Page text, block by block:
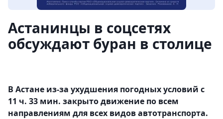
Астанинцы в соцсетях
обсуждают буран в столице
В Астане из-за ухудшения погодных условий с
11 ч. 33 мин. закрыто движение по всем
направлениям для всех видов автотранспорта.